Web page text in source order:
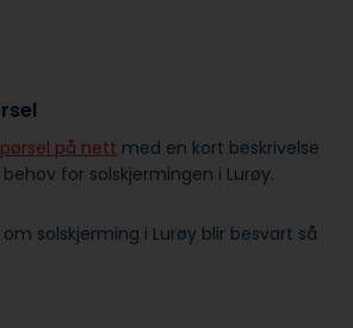
på nett med en kort beskrivelse
for solskjermingen i Lurøy.
solskjerming i Lurøy blir besvart så